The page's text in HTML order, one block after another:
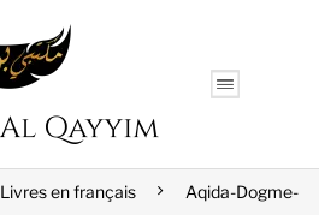
Livres en français
Aqida-Dogme-